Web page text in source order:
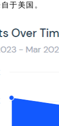
于美国。